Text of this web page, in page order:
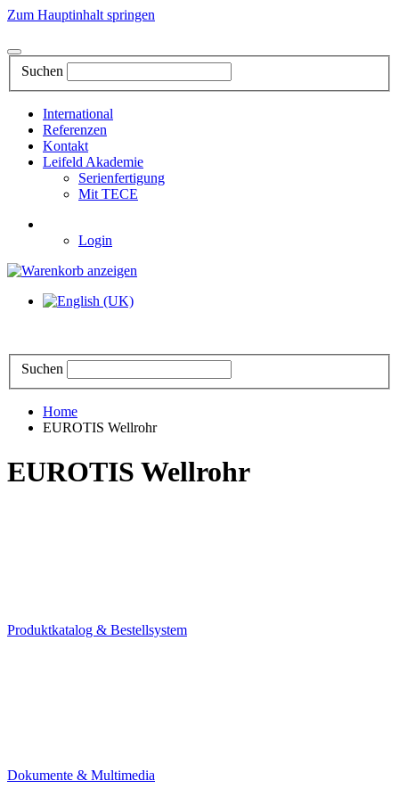
Zum Hauptinhalt springen
Suchen
International
Referenzen
Kontakt
Leifeld Akademie
Serienfertigung
Mit TECE
Login
Suchen
Home
EUROTIS Wellrohr
EUROTIS Wellrohr
Produktkatalog & Bestellsystem
Dokumente & Multimedia